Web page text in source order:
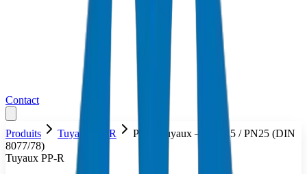
Contact
Produits Tuyaux PP-R
PP-R Tuyaux — SDR5 / PN25 (DIN
8077/78)
Tuyaux PP-R